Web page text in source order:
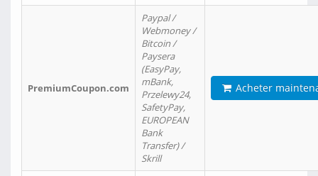
PremiumCoupon.com
Paypal /
Webmoney /
Bitcoin /
Paysera
(EasyPay,
mBank,
Przelewy24,
SafetyPay,
EUROPEAN
Bank
Transfer) /
Skrill
Acheter